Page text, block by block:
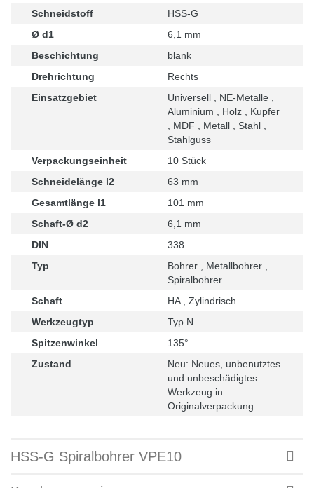
Schneidstoff
HSS-G
Ø d1
6,1 mm
Beschichtung
blank
Drehrichtung
Rechts
Einsatzgebiet
Universell , NE-Metalle ,
Aluminium , Holz , Kupfer
, MDF , Metall , Stahl ,
Stahlguss
Verpackungseinheit
10 Stück
Schneidelänge l2
63 mm
Gesamtlänge l1
101 mm
Schaft-Ø d2
6,1 mm
DIN
338
Typ
Bohrer , Metallbohrer ,
Spiralbohrer
Schaft
HA , Zylindrisch
Werkzeugtyp
Typ N
Spitzenwinkel
135°
Zustand
Neu: Neues, unbenutztes
und unbeschädigtes
Werkzeug in
Originalverpackung
HSS-G Spiralbohrer VPE10